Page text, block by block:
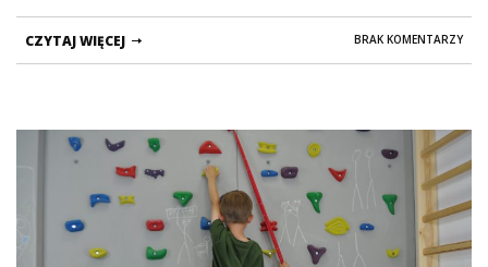
BRAK KOMENTARZY
CZYTAJ WIĘCEJ